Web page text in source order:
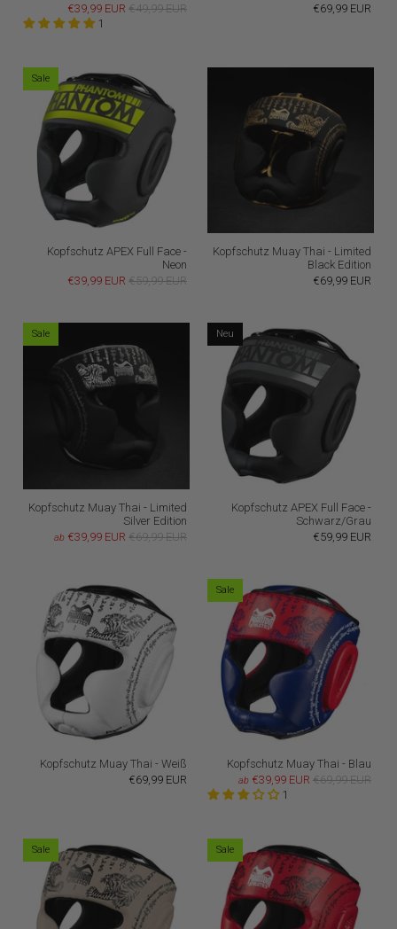
€39,99 EUR €49,99 EUR
1
€69,99 EUR
Sale
Kopfschutz APEX Full Face -
Neon
€39,99 EUR €59,99 EUR
Kopfschutz Muay Thai - Limited
Black Edition
€69,99 EUR
Sale
Kopfschutz Muay Thai - Limited
Silver Edition
ab €39,99 EUR €69,99 EUR
Neu
Kopfschutz APEX Full Face -
Schwarz/Grau
€59,99 EUR
Kopfschutz Muay Thai - Weiß
€69,99 EUR
Sale
Kopfschutz Muay Thai - Blau
ab €39,99 EUR €69,99 EUR
1
Sale Sale